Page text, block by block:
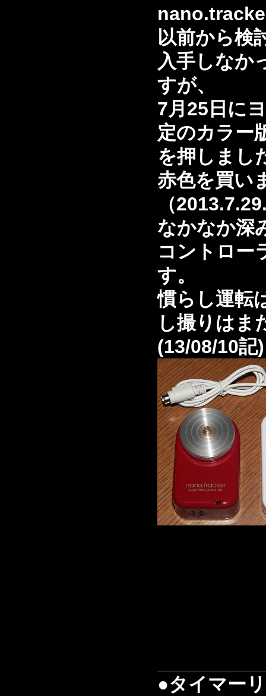
以前から検
入手しなか
すが、
7月25日に
定のカラー
を押しまし
赤色を買い
（
なかなか深
コントロー
す。
慣らし運転
し撮りはま
(13/08/10記)
●タイマー